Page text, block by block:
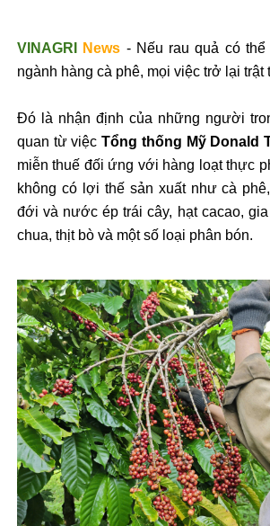
VINAGRI News - Nếu rau quả có thể
ngành hàng cà phê, mọi việc trở lại trật
Đó là nhận định của những người
quan từ việcTổng thống Mỹ Donald
miễn thuế đối ứng với hàng loạt thực
không có l ợi thế sản xuất như cà
đới và nướcép trái cây, hạt cacao,
chua, thịt bò và một số loại phân bón.